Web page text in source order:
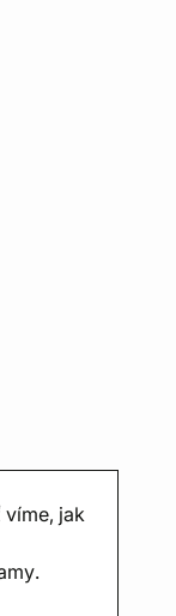
víme, jak